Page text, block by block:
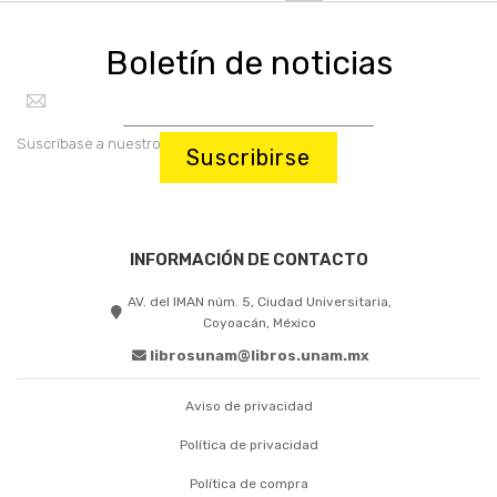
Boletín de noticias
Suscríbase a nuestro boletín:
Suscribirse
INFORMACIÓN DE CONTACTO
AV. del IMAN núm. 5, Ciudad Universitaria,
Coyoacán, México
librosunam@libros.unam.mx
Aviso de privacidad
Política de privacidad
Política de compra